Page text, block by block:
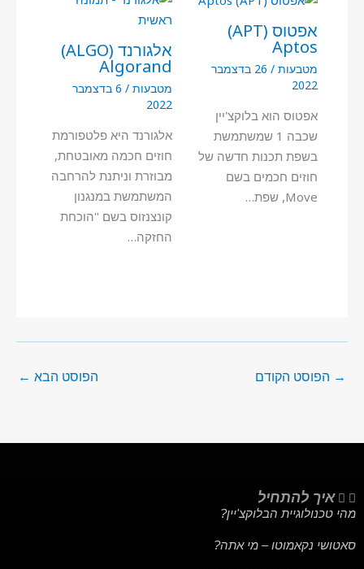
אפטוס (APT)
Aptos
מטבעות /
26 בדצמבר
2022
אפטוס הוא בלוקצ'יין
שכבה 1 שמשתמשת
בשפת תכנות חדשה של
חוזים חכמים בשם
Move, שפת…
אלגורנד (ALGO)
Algorand
מטבעות /
6 בדצמבר
2022
אלגורנד היא פלטפורמת
חוזים חכמה מאובטחת,
מבוזרת וניתנת להרחבה
המשתמשת במנגנון
קונצנזוס בשם "הוכחת
החזקה…
→ הפוסט הקודם הפוסט הבא ←
איך להתחיל
מהי טכנולוגיית הבלוקצ'יין?
סאטושי נקאמוטו – מי אתה?